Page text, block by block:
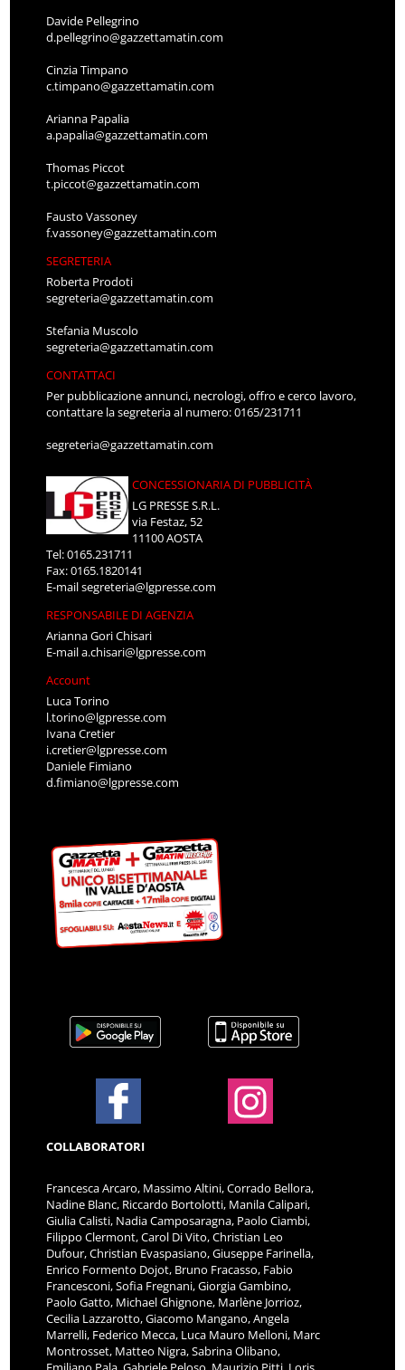
Davide Pellegrino
d.pellegrino@gazzettamatin.com
Cinzia Timpano
c.timpano@gazzettamatin.com
Arianna Papalia
a.papalia@gazzettamatin.com
Thomas Piccot
t.piccot@gazzettamatin.com
Fausto Vassoney
f.vassoney@gazzettamatin.com
SEGRETERIA
Roberta Prodoti
segreteria@gazzettamatin.com
Stefania Muscolo
segreteria@gazzettamatin.com
CONTATTACI
Per pubblicazione annunci, necrologi, offro e cerco lavoro,
contattare la segreteria al numero: 0165/231711
segreteria@gazzettamatin.com
CONCESSIONARIA DI PUBBLICITÀ
LG PRESSE S.R.L.
via Festaz, 52
11100 AOSTA
Tel: 0165.231711
Fax: 0165.1820141
E-mailsegreteria@lgpresse.com
RESPONSABILE DI AGENZIA
Arianna Gori Chisari
E-maila.chisari@lgpresse.com
Account
Luca Torino
l.torino@lgpresse.com
Ivana Cretier
i.cretier@lgpresse.com
Daniele Fimiano
d.fimiano@lgpresse.com
COLLABORATORI
Francesca Arcaro, Massimo Altini, Corrado Bellora,
Nadine Blanc, Riccardo Bortolotti, Manila Calipari,
Giulia Calisti, Nadia Camposaragna, Paolo Ciambi,
Filippo Clermont, Carol Di Vito, Christian Leo
Dufour, Christian Evaspasiano, Giuseppe Farinella,
Enrico Formento Dojot, Bruno Fracasso, Fabio
Francesconi, Sofia Fregnani, Giorgia Gambino,
Paolo Gatto, Michael Ghignone, Marlène Jorrioz,
Cecilia Lazzarotto, Giacomo Mangano, Angela
Marrelli, Federico Mecca, Luca Mauro Melloni, Marc
Montrosset, Matteo Nigra, Sabrina Olibano,